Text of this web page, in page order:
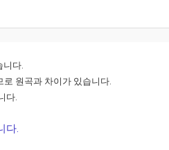
다.
원곡과 차이가 있습니다.
다.
다.